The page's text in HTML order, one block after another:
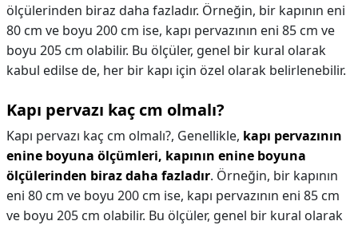
ölçülerinden biraz daha fazladır. Örneğin, bir kapının eni
80 cm ve boyu 200 cm ise, kapı pervazının eni 85 cm ve
boyu 205 cm olabilir. Bu ölçüler, genel bir kural olarak
kabul edilse de, her bir kapı için özel olarak belirlenebilir.
Kapı pervazı kaç cm olmalı?
Kapı pervazı kaç cm olmalı?, Genellikle, kapı pervazının
enine boyuna ölçümleri, kapının enine boyuna
ölçülerinden biraz daha fazladır. Örneğin, bir kapının
eni 80 cm ve boyu 200 cm ise, kapı pervazının eni 85 cm
ve boyu 205 cm olabilir. Bu ölçüler, genel bir kural olarak